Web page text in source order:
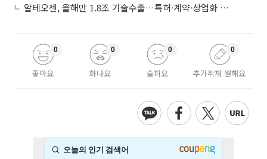
알테오젠, 올해만 1.8조 기술수출…특허·계약·상업화 ‘삼박자’
좋아요
0
화나요
0
슬퍼요
0
추가취재 원해요
0